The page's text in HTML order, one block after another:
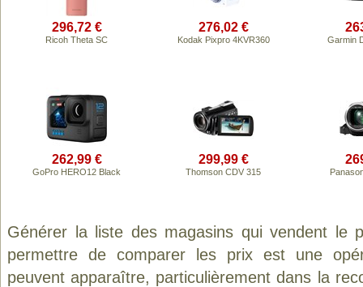
296,72 €
Ricoh Theta SC
276,02 €
Kodak Pixpro 4KVR360 Garmin
262,99 €
GoPro HERO12 Black
299,99 €
Thomson CDV 315
Générer la liste des magasins qui vendent le
permettre de comparer les prix est une
peuvent apparaître, particulièrement dans la